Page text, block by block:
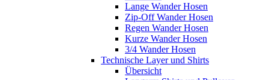
Lange Wander Hosen
Zip-Off Wander Hosen
Regen Wander Hosen
Kurze Wander Hosen
3/4 Wander Hosen
Technische Layer und Shirts
Übersicht